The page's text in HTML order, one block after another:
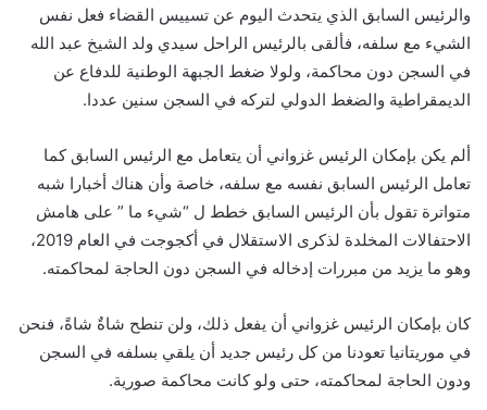
والرئيس السابق الذي يتحدث اليوم عن تسييس القضاء فعل نفس
الشيء مع سلفه، فألقى بالرئيس الراحل سيدي ولد الشيخ عبد الله
في السجن دون محاكمة، ولولا ضغط الجبهة الوطنية للدفاع عن
الديمقراطية والضغط الدولي لتركه في السجن سنين عددا.
ألم يكن بإمكان الرئيس غزواني أن يتعامل مع الرئيس السابق كما
تعامل الرئيس السابق نفسه مع سلفه، خاصة وأن هناك أخبارا شبه
متواترة تقول بأن الرئيس السابق خطط ل “شيء ما ” على هامش
الاحتفالات المخلدة لذكرى الاستقلال في أكجوجت في العام 2019،
وهو ما يزيد من مبررات إدخاله في السجن دون الحاجة لمحاكمته.
كان بإمكان الرئيس غزواني أن يفعل ذلك، ولن تنطح شاةٌ شاةً، فنحن
في موريتانيا تعودنا من كل رئيس جديد أن يلقي بسلفه في السجن
ودون الحاجة لمحاكمته، حتى ولو كانت محاكمة صورية.